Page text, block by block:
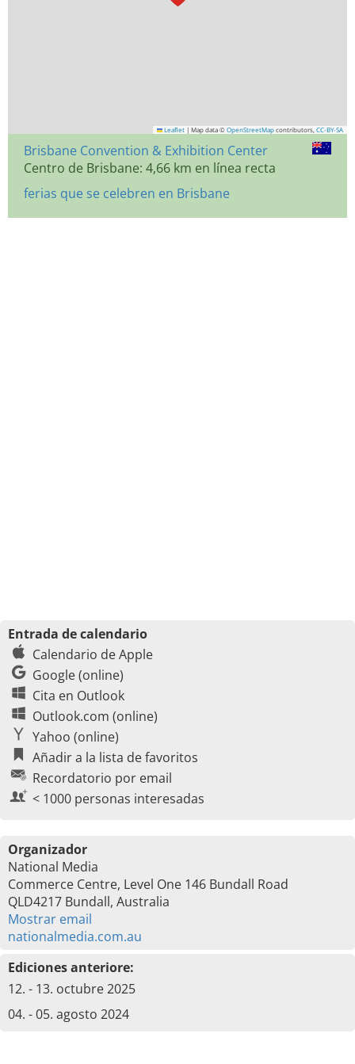
Leaflet | Map data © OpenStreetMap contributors, CC-BY-SA
Brisbane Convention & Exhibition Center
Centro de Brisbane: 4,66 km en línea recta
ferias que se celebren en Brisbane
Entrada de calendario
Calendario de Apple
Google (online)
Cita en Outlook
Outlook.com (online)
Yahoo (online)
Añadir a la lista de favoritos
Recordatorio por email
< 1000 personas interesadas
Organizador
National Media
Commerce Centre, Level One 146 Bundall Road
QLD4217 Bundall, Australia
Mostrar email
nationalmedia.com.au
Ediciones anteriore:
12. - 13. octubre 2025
04. - 05. agosto 2024